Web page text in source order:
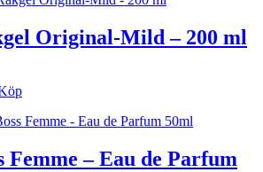
Original-Mild – 200 ml
Femme – Eau de Parfum